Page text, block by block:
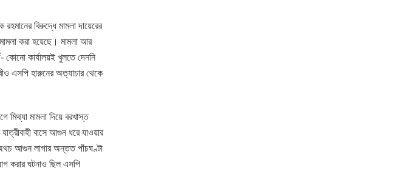
বিরুদ্ধে মামলা দায়েরের
করা হয়েছে। মামলা আর
কোনো কার্যালয়ই খুলতে দেননি
এসপি হারুনের অত্যাচার থেকে
মামলা দিয়ে বরখাস্ত
বাসে আগুন ধরে যাওয়ার
আগুন লাগার অন্তত পাঁচঘণ্টা
করার ঘটনাও ছিল এসপি